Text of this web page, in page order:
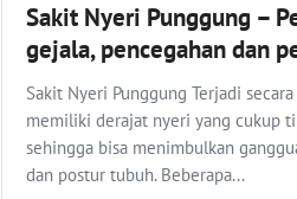
Sakit Nyeri Punggung –
gejala, pencegahan dan
Sakit Nyeri Punggung Terjadi
memiliki derajat nyeri yang cukup
sehingga bisa menimbulkan
dan postur tubuh. Beberapa...